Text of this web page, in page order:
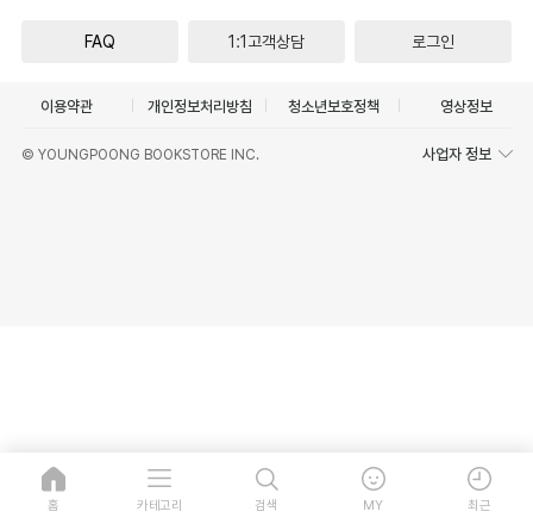
FAQ 1:1고객상담 로그인
이용약관 개인정보처리방침 청소년보호정책 영상정보
© YOUNGPOONG BOOKSTORE INC. 사업자 정보
홈 카테고리 검색 MY 최근